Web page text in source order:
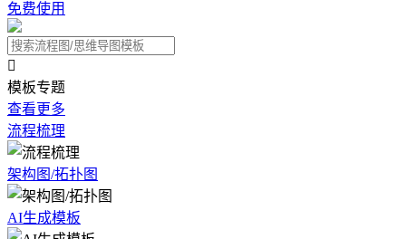
免费使用

模板专题
查看更多
流程梳理
架构图/拓扑图
AI生成模板